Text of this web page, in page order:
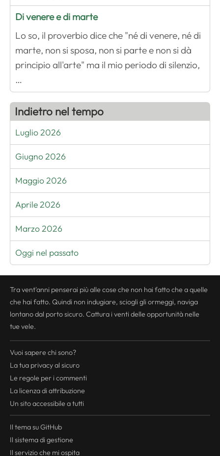
Di venere e di marte
Lo so, il proverbio dice che "né di venere, né di
marte, non si sposa, non si parte e non si dà
principio all'arte" ma il mio periodo di silenzio,
…
Indietro nel tempo
Luglio 2026
Giugno 2026
Maggio 2026
Aprile 2026
Marzo 2026
Oggi nel passato
Tra vent'anni penserai più alle cose che non hai fatto che a quelle
che hai fatto. Quindi non indugiare, sciogli gli ormeggi, naviga
lontano dal porto sicuro. Cattura i venti delle opportunità nelle
tue vele.
Vuoi sapere chi sono?
La tua privacyal sicuro
Le regole per i commenti
La licenza di attribuzione
Un sito accessibile a tutti
Il tema su GitHub
Il sistema di gestione
Il servizio che mi ospita